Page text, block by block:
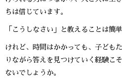
ちは信じています。
「こうしなさい」と教えることは簡単
けれど、時間はかかっても、子ども
りながら答えを見つけていく経験こ
ないでしょうか。